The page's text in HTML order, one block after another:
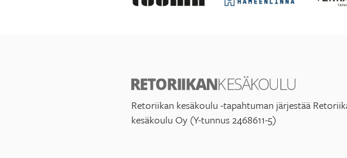
Retoriikan kesäkoulu -tapahtuman järjestää
kesäkoulu Oy (Y-tunnus 2468611-5)